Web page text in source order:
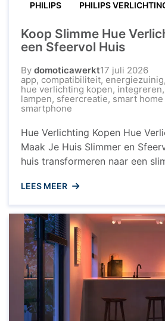
PHILIPS PHILIPS
Koop Slimme Hue
een Sfeervol Huis
By domoticawerkt17 juli 2026
app, compatibiliteit, energiezuinig,
hue verlichting kopen, integreren,
lampen, sfeercreatie, smart
smartphone
Hue Verlichting Kopen Hue
Maak Je Huis Slimmer en
huis transformeren naar een
een uitstekende keuze. Hue
ontwikkeld door Philips, biedt
aan slimme
volledig kunt aanpassen aan
voorkeuren. ...
LEES MEER